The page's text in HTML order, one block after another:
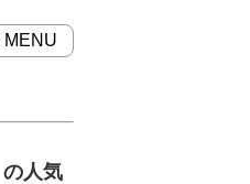
MENU
の人気